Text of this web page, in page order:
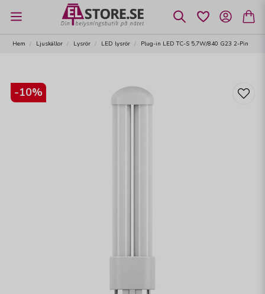
Hem Ljuskällor Lysrör LED lysrör Plug-in LED TC-S 5,7W/840 G23 2-Pin
-10%